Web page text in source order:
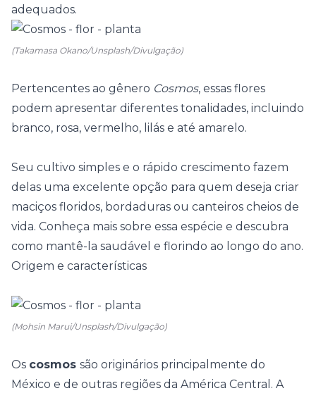
adequados.
(Takamasa Okano/Unsplash/Divulgação)
Pertencentes ao gênero Cosmos, essas flores
podem apresentar diferentes tonalidades, incluindo
branco, rosa, vermelho, lilás e até amarelo.
Seu cultivo simples e o rápido crescimento fazem
delas uma excelente opção para quem deseja criar
maciços floridos, bordaduras ou canteiros cheios de
vida. Conheça mais sobre essa espécie e descubra
como mantê-la saudável e florindo ao longo do ano.
Origem e características
(Mohsin Marui/Unsplash/Divulgação)
Os cosmos são originários principalmente do
México e de outras regiões da América Central. A